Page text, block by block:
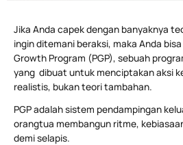
Jika Anda capek dengan banyaknya
ingin ditemani beraksi, maka Anda
Growth Program (PGP), sebuah
yang dibuat untuk menciptakan aksi
realistis, bukan teori tambahan.
PGP adalah sistem pendampingan
orangtua membangun ritme,
demi selapis.